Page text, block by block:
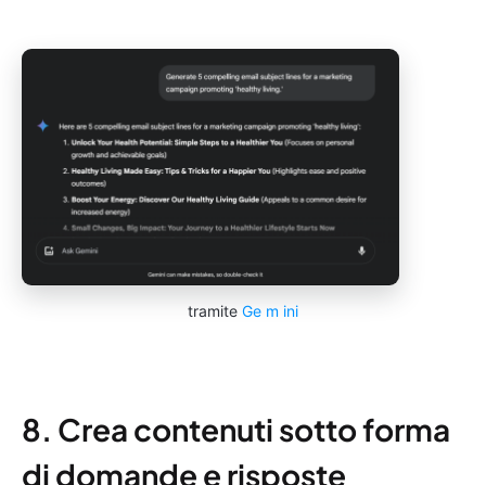
tramite Ge m ini
8. Crea contenuti sotto forma
di domande e risposte